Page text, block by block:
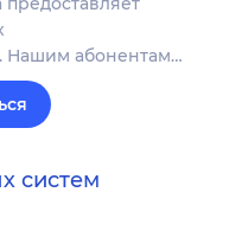
Нашим абонентам…
систем